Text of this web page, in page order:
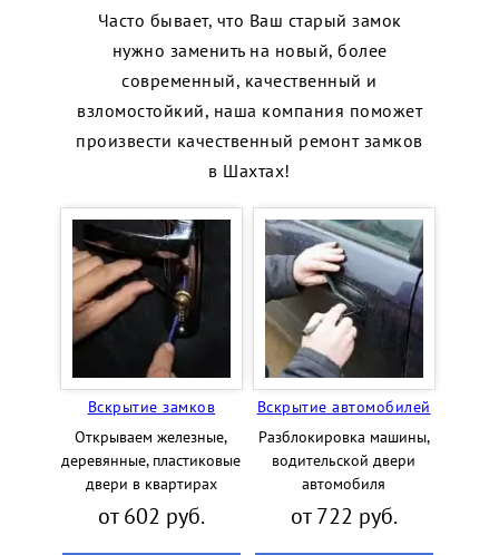
Часто бывает, что Ваш старый замок
нужно заменить на новый, более
современный, качественный и
взломостойкий, наша компания поможет
произвести качественный ремонт замков
в Шахтах!
Вскрытие замков
Открываем железные,
деревянные, пластиковые
двери в квартирах
от 602 руб.
Вскрытие автомобилей
Разблокировка машины,
водительской двери
автомобиля
от 722 руб.